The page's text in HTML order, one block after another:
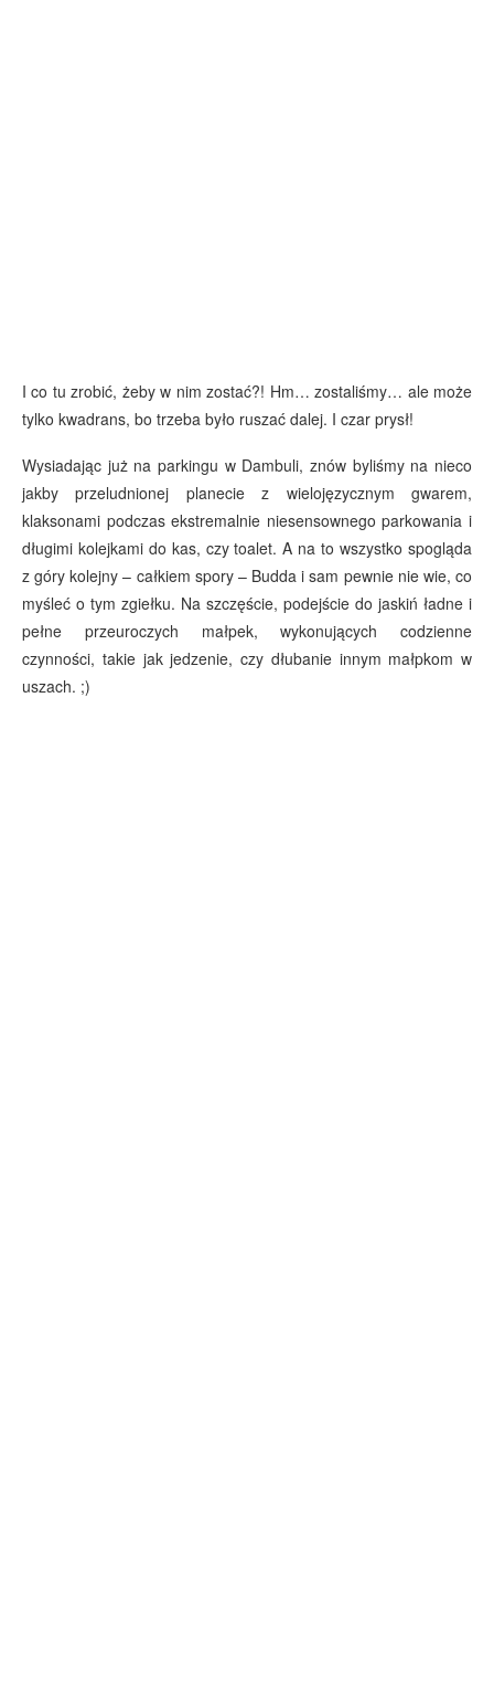
I co tu zrobić, żeby w nim zostać?! Hm… zostaliśmy… ale może
tylko kwadrans, bo trzeba było ruszać dalej. I czar prysł!
Wysiadając już na parkingu w Dambuli, znów byliśmy na nieco
jakby przeludnionej planecie z wielojęzycznym gwarem,
klaksonami podczas ekstremalnie niesensownego parkowania i
długimi kolejkami do kas, czy toalet. A na to wszystko spogląda
z góry kolejny – całkiem spory – Budda i sam pewnie nie wie, co
myśleć o tym zgiełku. Na szczęście, podejście do jaskiń ładne i
pełne przeuroczych małpek, wykonujących codzienne
czynności, takie jak jedzenie, czy dłubanie innym małpkom w
uszach. ;)